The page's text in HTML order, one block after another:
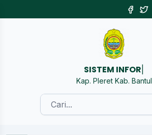
SIST|
Kap. Pleret Kab. Bantul